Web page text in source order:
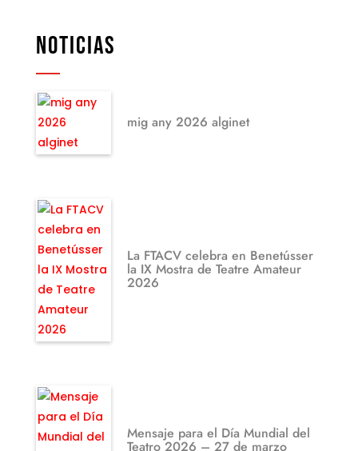
NOTICIAS
mig any 2026 alginet
La FTACV celebra en Benetússer
la IX Mostra de Teatre Amateur
2026
Mensaje para el Día Mundial del
Teatro 2026 – 27 de marzo